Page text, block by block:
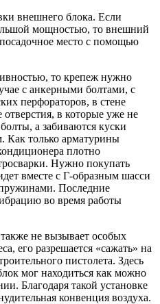
внешнего блока. Если
мощностью, то внешний
место с помощью
то крепеж нужно
с анкерными болтами, с
перфораторов, в стене
в которые уже не
а забиваются куски
Как только арматурины
плотно
Нужно покупать
вместе с Г-образным шасси
Последние
во время работы
не вызывает особых
его разрешается «сажать» на
пистолета. Здесь
мог находиться как можно
Благодаря такой установке
конвенция воздуха.